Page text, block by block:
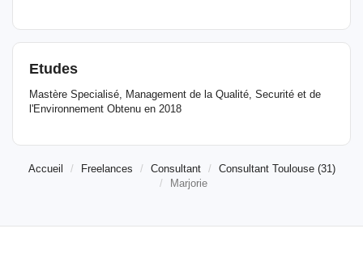
Etudes
Mastère Specialisé, Management de la Qualité, Securité et de
l'Environnement Obtenu en 2018
Accueil Freelances Consultant
Consultant Toulouse (31)
Marjorie